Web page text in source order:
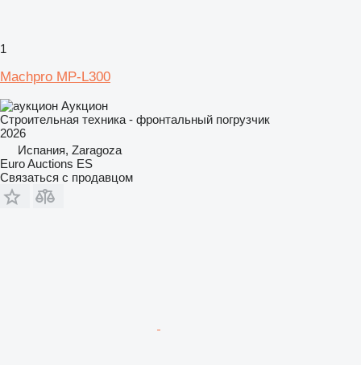
1
Machpro MP-L300
Аукцион
Строительная техника - фронтальный погрузчик
2026
Испания, Zaragoza
Euro Auctions ES
Связаться с продавцом